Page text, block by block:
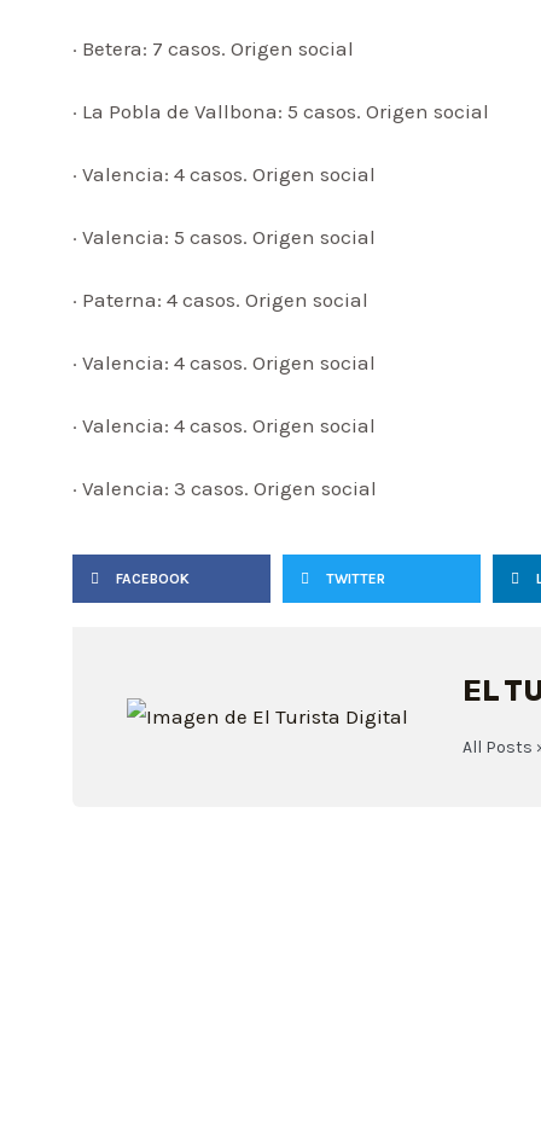
· Betera: 7 casos. Origen social
· La Pobla de Vallbona: 5 casos. Origen social
· Valencia: 4 casos. Origen social
· Valencia: 5 casos. Origen social
· Paterna: 4 casos. Origen social
· Valencia: 4 casos. Origen social
· Valencia: 4 casos. Origen social
· Valencia: 3 casos. Origen social
FACEBOOK TWITTER
EL
All Posts